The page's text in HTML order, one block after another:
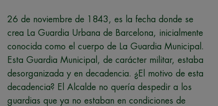
26 de noviembre de 1843, es la fecha donde se
crea La Guardia Urbana de Barcelona, inicialmente
conocida como el cuerpo de La Guardia Municipal.
Esta Guardia Municipal, de carácter militar, estaba
desorganizada y en decadencia. ¿El motivo de esta
decadencia? El Alcalde no quería despedir a los
guardias que ya no estaban en condiciones de